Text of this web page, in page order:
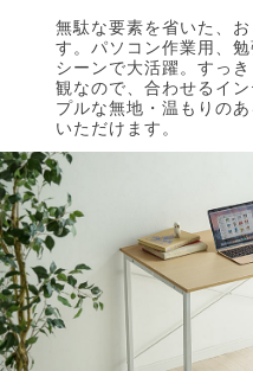
無駄な要素を省いた、
す。パソコン作業用、
シーンで大活躍。すっ
観なので、合わせるイ
プルな無地・温もりの
いただけます。